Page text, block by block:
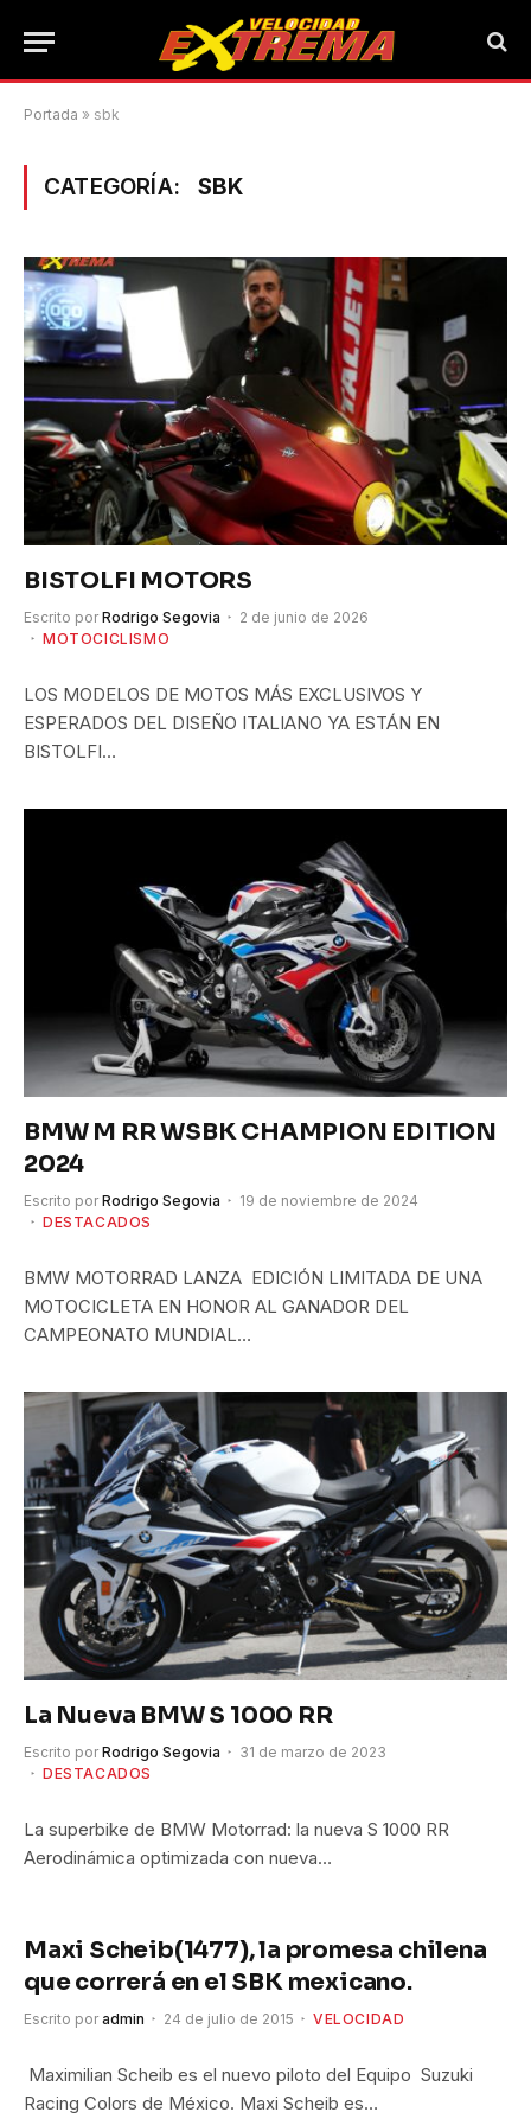
Portada » sbk
CATEGORÍA: SBK
BISTOLFI MOTORS
Escrito por Rodrigo Segovia
2 de junio de 2026
MOTOCICLISMO
LOS MODELOS DE MOTOS MÁS EXCLUSIVOS Y
ESPERADOS DEL DISEÑO ITALIANO YA ESTÁN EN
BISTOLFI…
BMW M RR WSBK CHAMPION EDITION
2024
Escrito por Rodrigo Segovia
19 de noviembre de 2024
DESTACADOS
BMW MOTORRAD LANZA EDICIÓN LIMITADA DE UNA
MOTOCICLETA EN HONOR AL GANADOR DEL
CAMPEONATO MUNDIAL…
La Nueva BMW S 1000 RR
Escrito por Rodrigo Segovia
31 de marzo de 2023
DESTACADOS
La superbike de BMW Motorrad: la nueva S 1000 RR
Aerodinámica optimizada con nueva…
Maxi Scheib(1477), la promesa chilena
que correrá en el SBK mexicano.
Escrito por admin 24 de julio de 2015 VELOCIDAD
Maximilian Scheib es el nuevo piloto del Equipo Suzuki
Racing Colors de México. Maxi Scheib es…